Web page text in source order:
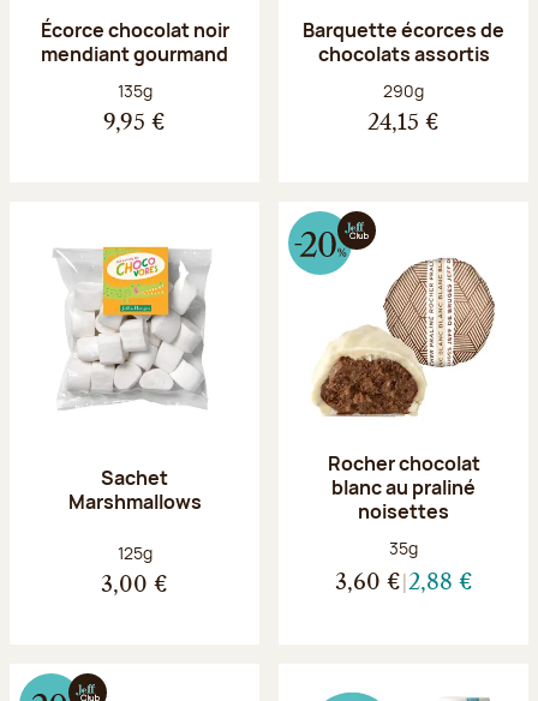
Écorce chocolat noir
mendiant gourmand
Poids net :
135g
9,95 €
Barquette écorces de
chocolats assortis
Poids net :
290g
24,15 €
Sachet
Marshmallows
Poids net :
125g
3,00 €
Rocher chocolat
blanc au praliné
noisettes
Poids net :
35g
3,60 € 2,88 €